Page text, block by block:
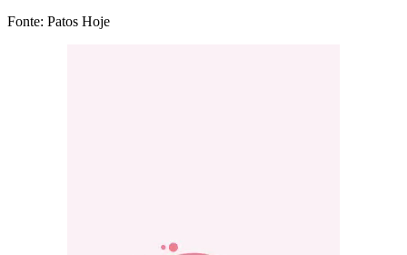
Fonte: Patos Hoje